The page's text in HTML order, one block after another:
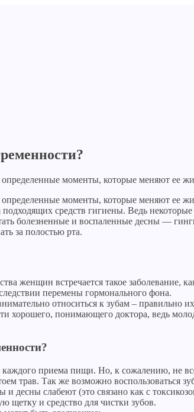
моменты, которые меняют ее
моменты, которые меняют ее
средств гигиены. Ведь
болезненные и воспаленные десны —
за полостью рта.
женщин встречается такое заболевание,
перемены гормонального фона.
относиться к зубам – правильно
хорошего, понимающего доктора, ведь
приема пищи. Но, к сожалению, не
трав. Так же возможно воспользоваться
и десны слабеют (это связано как с
щетку и средство для чистки зубов.